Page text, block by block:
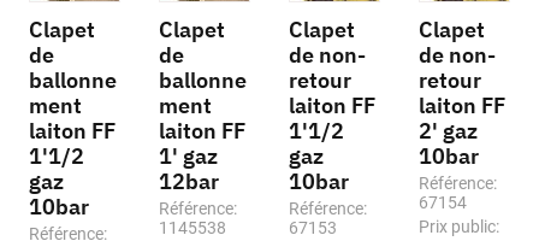
Clapet
de
ballonne
ment
laiton FF
1'1/2
gaz
10bar
Référence:
Clapet
de
ballonne
ment
laiton FF
1' gaz
12bar
Référence:
1145538
Clapet
de non-
retour
laiton FF
1'1/2
gaz
10bar
Référence:
67153
Clapet
de non-
retour
laiton FF
2' gaz
10bar
Référence:
67154
Prix public: